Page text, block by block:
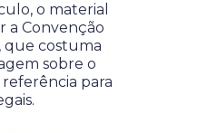
o material
a Convenção
que costuma
sobre o
para